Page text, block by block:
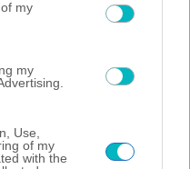
my
my
Use,
of my
with the
της ΑΕΚ θα είναι